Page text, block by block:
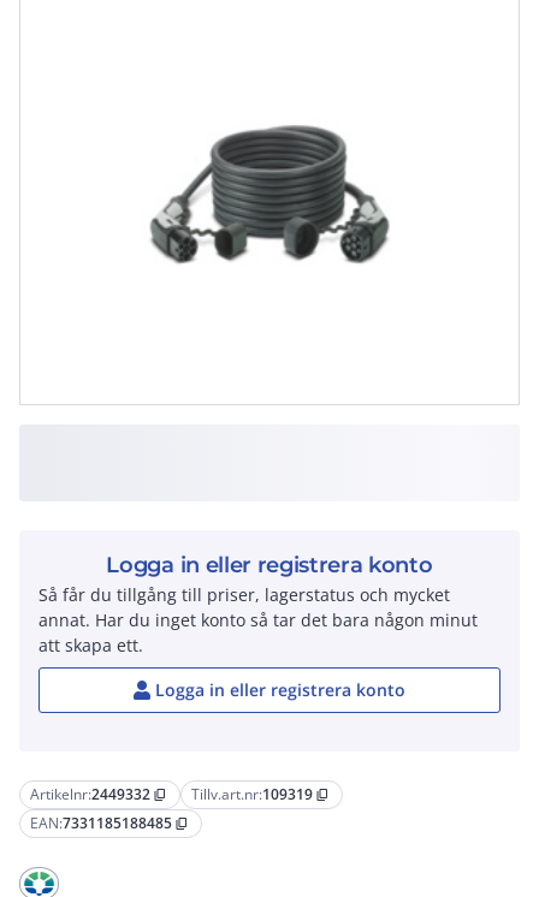
Artikelnr:2449332 content_copy Tillv.art.nr:109319 content_copy
EAN:7331185188485 content_copy
Logga in eller registrera konto
Så får du tillgång till priser, lagerstatus och mycket
annat. Har du inget konto så tar det bara någon minut
att skapa ett.
Logga in eller registrera konto